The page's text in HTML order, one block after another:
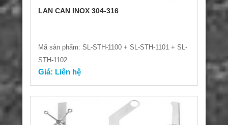
LAN CAN INOX 304-316
Mã sản phẩm: SL-STH-1100 + SL-STH-1101 + SL-
STH-1102
Giá: Liên hệ